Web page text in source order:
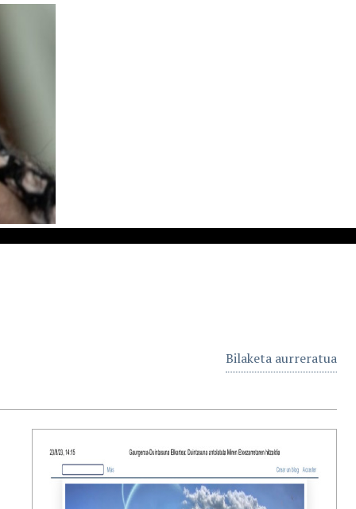
Bilaketa aurreratua